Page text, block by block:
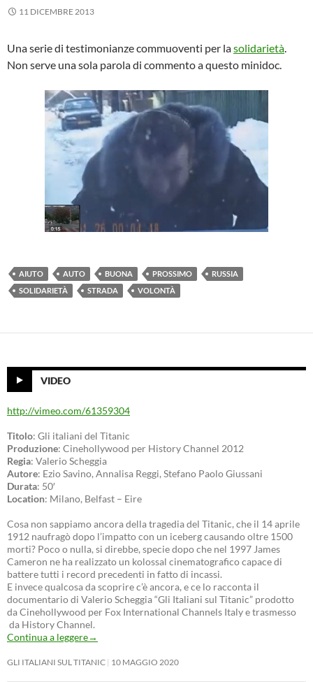
11 DICEMBRE 2013
Una serie di testimonianze commuoventi per lasolidarietà.
Non serve una sola parola di commento a questo minidoc.
AIUTO AUTO BUONA PROSSIMO
RUSSIA
SOLIDARIETÀ
STRADA VOLONTÀ
VIDEO
http://vimeo.com/61359304
Titolo: Gli italiani del Titanic
Produzione: Cinehollywood per History Channel 2012
Regia: Valerio Scheggia
Autore: Ezio Savino, Annalisa Reggi, Stefano Paolo Giussani
Durata: 50′
Location: Milano, Belfast – Eire
Cosa non sappiamo ancora della tragedia del Titanic, che il 14 aprile
1912 naufragò dopo l’impatto con un iceberg causando oltre 1500
morti? Poco o nulla, si direbbe, specie dopo che nel 1997 James
Cameron ne ha realizzato un kolossal cinematografico capace di
battere tutti i record precedenti in fatto di incassi.
E invece qualcosa da scoprire c’è ancora, e ce lo racconta il
documentario di Valerio Scheggia “Gli Italiani sul Titanic” prodotto
da Cinehollywood per Fox International Channels Italy e trasmesso
da History Channel.
Continua a leggere→
GLI ITALIANI SUL TITANIC 10 MAGGIO 2020